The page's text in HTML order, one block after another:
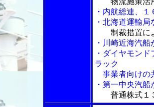
・内航総連、
・北海道運輸
制裁措置に
・川崎近海汽
・ダイヤモン
ラック
事業者向けの
・第一中央汽
普通株式１